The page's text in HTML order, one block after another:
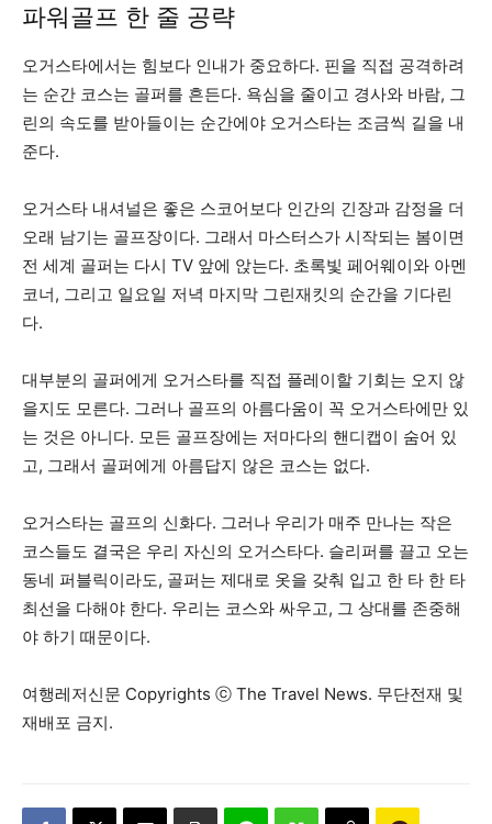
파워골프 한 줄 공략
오거스타에서는 힘보다 인내가 중요하다. 핀을 직접 공격하려
는 순간 코스는 골퍼를 흔든다. 욕심을 줄이고 경사와 바람, 그
린의 속도를 받아들이는 순간에야 오거스타는 조금씩 길을 내
준다.
오거스타 내셔널은 좋은 스코어보다 인간의 긴장과 감정을 더
오래 남기는 골프장이다. 그래서 마스터스가 시작되는 봄이면
전 세계 골퍼는 다시 TV 앞에 앉는다. 초록빛 페어웨이와 아멘
코너, 그리고 일요일 저녁 마지막 그린재킷의 순간을 기다린
다.
대부분의 골퍼에게 오거스타를 직접 플레이할 기회는 오지 않
을지도 모른다. 그러나 골프의 아름다움이 꼭 오거스타에만 있
는 것은 아니다. 모든 골프장에는 저마다의 핸디캡이 숨어 있
고, 그래서 골퍼에게 아름답지 않은 코스는 없다.
오거스타는 골프의 신화다. 그러나 우리가 매주 만나는 작은
코스들도 결국은 우리 자신의 오거스타다. 슬리퍼를 끌고 오는
동네 퍼블릭이라도, 골퍼는 제대로 옷을 갖춰 입고 한 타 한 타
최선을 다해야 한다. 우리는 코스와 싸우고, 그 상대를 존중해
야 하기 때문이다.
여행레저신문 Copyrights ⓒ The Travel News. 무단전재 및
재배포 금지.